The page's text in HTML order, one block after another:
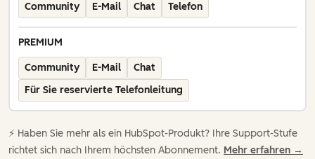
Community E-Mail Chat Telefon
PREMIUM
Community E-Mail
Chat
Für Sie reservierte Telefonleitung
⚡️ Haben Sie mehr als ein HubSpot-Produkt? Ihre Support-Stufe
richtet sich nach Ihrem höchsten Abonnement. Mehr erfahren →